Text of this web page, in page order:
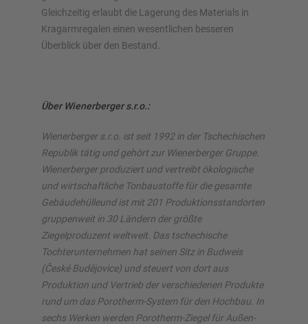
Gleichzeitig erlaubt die Lagerung des Materials in
Kragarmregalen einen wesentlichen besseren
Überblick über den Bestand.
Über Wienerberger s.r.o.:
Wienerberger s.r.o. ist seit 1992 in der Tschechischen
Republik tätig und gehört zur Wienerberger Gruppe.
Wienerberger produziert und vertreibt ökologische
und wirtschaftliche Tonbaustoffe für die gesamte
Gebäudehülleund ist mit 201 Produktionsstandorten
gruppenweit in 30 Ländern der größte
Ziegelproduzent weltweit. Das tschechische
Tochterunternehmen hat seinen Sitz in Budweis
(České Budějovice) und steuert von dort aus
Produktion und Vertrieb der verschiedenen Produkte
rund um das Porotherm-System für den Hochbau. In
sechs Werken werden Porotherm-Ziegel für Außen-